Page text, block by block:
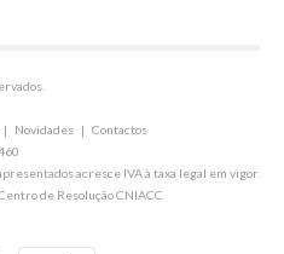
| Novidades | Contactos
acresce IVA à taxa legal em vigor.
de Resolução CNIACC